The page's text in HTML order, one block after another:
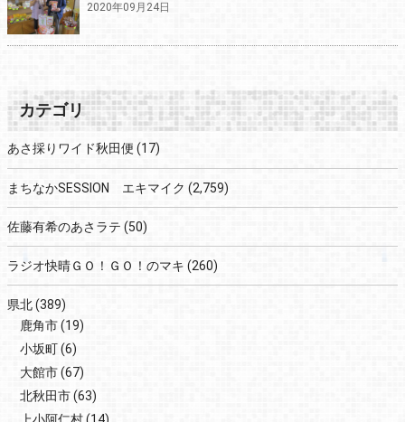
2020年09月24日
カテゴリ
あさ採りワイド秋田便 (17)
まちなかSESSION エキマイク (2,759)
佐藤有希のあさラテ (50)
ラジオ快晴ＧＯ！ＧＯ！のマキ (260)
県北(389)
鹿角市(19)
小坂町(6)
大館市(67)
北秋田市(63)